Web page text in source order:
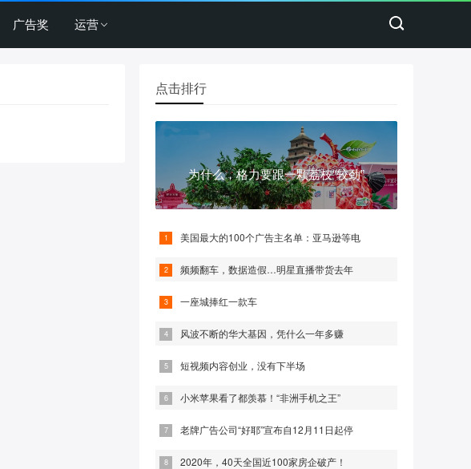
广告奖 运营
点击排行
为什么，格力要跟一颗荔枝“较劲”
美国最大的100个广告主名单：亚马逊等电
频频翻车，数据造假…明星直播带货去年
一座城捧红一款车
风波不断的华大基因，凭什么一年多赚
短视频内容创业，没有下半场
小米苹果看了都羡慕！“非洲手机之王”
老牌广告公司“好耶”宣布自12月11日起停
2020年，40天全国近100家房企破产！